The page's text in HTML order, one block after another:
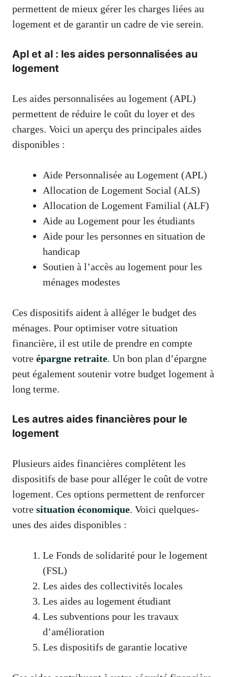
permettent de mieux gérer les charges liées au
logement et de garantir un cadre de vie serein.
Apl et al : les aides personnalisées au
logement
Les aides personnalisées au logement (APL)
permettent de réduire le coût du loyer et des
charges. Voici un aperçu des principales aides
disponibles :
Aide Personnalisée au Logement (APL)
Allocation de Logement Social (ALS)
Allocation de Logement Familial (ALF)
Aide au Logement pour les étudiants
Aide pour les personnes en situation de
handicap
Soutien à l’accès au logement pour les
ménages modestes
Ces dispositifs aident à alléger le budget des
ménages. Pour optimiser votre situation
financière, il est utile de prendre en compte
votre épargne retraite. Un bon plan d’épargne
peut également soutenir votre budget logement à
long terme.
Les autres aides financières pour le
logement
Plusieurs aides financières complètent les
dispositifs de base pour alléger le coût de votre
logement. Ces options permettent de renforcer
votre situation économique. Voici quelques-
unes des aides disponibles :
Le Fonds de solidarité pour le logement
(FSL)
Les aides des collectivités locales
Les aides au logement étudiant
Les subventions pour les travaux
d’amélioration
Les dispositifs de garantie locative